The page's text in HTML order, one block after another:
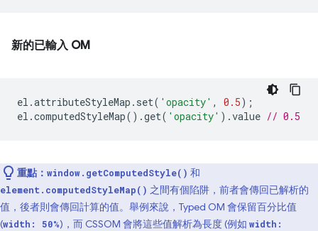
新的已輸入 OM
el .attributeStyleMap . set( 'opacity' , 0.5);
el .computedStyleMap().get( 'opacity' ).value // 0.5
重點： window.getComputedStyle() 和
element.computedStyleMap() 之間有個陷阱，前者會傳回已解析的
值，後者則會傳回計算的值。舉例來說，Typed OM 會保留百分比值
(width: 50%)，而 CSSOM 會將這些值解析為長度 (例如 width: